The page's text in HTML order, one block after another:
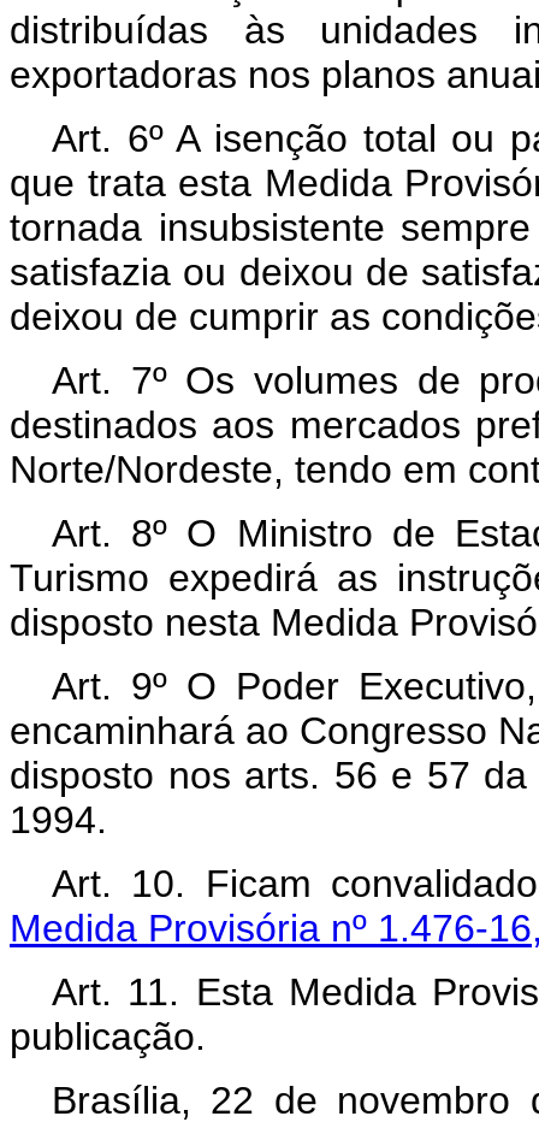
distribuídas às unidades
exportadoras nos planos
Art. 6º A isenção total ou
que trata esta Medida
tornada insubsistente
satisfazia ou deixou de
deixou de cumprir as
Art. 7º Os volumes de
destinados aos mercados
Norte/Nordeste, tendo em
Art. 8º O Ministro de
Turismo expedirá as
disposto nesta Medida
Art. 9º O Poder
encaminhará ao Congresso
disposto nos arts. 56 e 57
1994.
Art. 10. Ficam
Medida Provisória nº 1.476-
Art. 11. Esta Medida
publicação.
Brasília, 22 de novembro